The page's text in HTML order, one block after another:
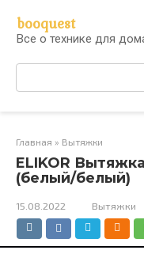
контенту
booquest
Все о технике для
Поиск:
Главная » Вытяжки
ELIKOR
(белый/белый)
15.08.2022 Вытяжки